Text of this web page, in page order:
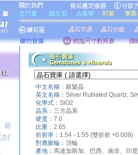
中文名稱： 銀髮晶
英文名稱： Silver Rutilated Quartz,
化學式： SiO2
晶系： 三方晶系
硬度： 7.0
比重： 2.65
折射率： 1.54 - 1.55 (雙折射 +0.009)
對應脈輪： 頂輪
產地： 馬達加斯加、巴西、南非、印